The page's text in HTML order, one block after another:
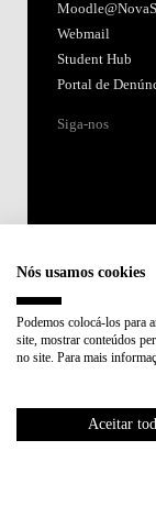
Webmail
Student Hub
Portal de
Siga-nos
Membro de:
Nós usamos cookies
Podemos colocá-los para
site, mostrar conteúdos
no site. Para mais
Aceitar